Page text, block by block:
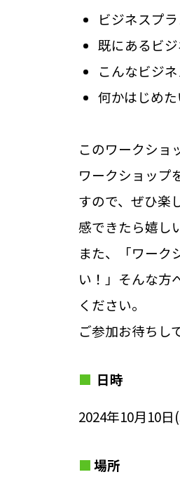
ビジネスプ
既にあるビ
こんなビジ
何かはじめ
このワークショ
ワークショップ
すので、ぜひ楽
感できたら嬉し
また、「ワーク
い！」そんな方
ください。
ご参加お待ちし
日時
2024年10月10日
場所